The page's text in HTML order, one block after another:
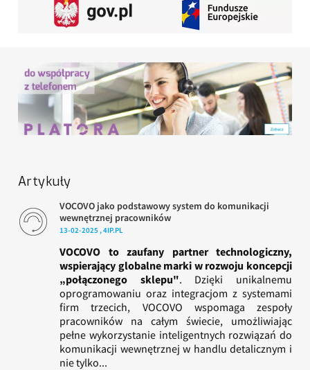
Artykuły
VOCOVO jako podstawowy system do komunikacji
wewnętrznej pracowników
13-02-2025 , 4IP.PL
VOCOVO to zaufany partner technologiczny,
wspierający globalne marki w rozwoju koncepcji
„połączonego sklepu". Dzięki unikalnemu
oprogramowaniu oraz integracjom z systemami
firm trzecich, VOCOVO wspomaga zespoły
pracowników na całym świecie, umożliwiając
pełne wykorzystanie inteligentnych rozwiązań do
komunikacji wewnętrznej w handlu detalicznym i
nie tylko...